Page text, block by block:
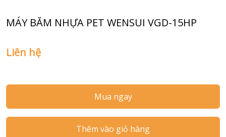
MÁY BĂM NHỰA PET WENSUI VGD-15HP
Liên hệ
Mua ngay
Thêm vào giỏ hàng